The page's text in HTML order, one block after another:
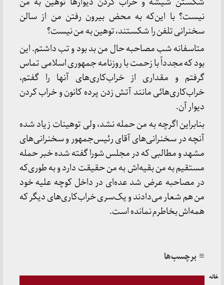
نیست؟ با این‌که به محض بیرون رفتن من از سالن
سخنرانی تلفن را شکستند، توهین به من نیست؟
متاسفانه شب مصاحبه حال من بد بود و تب داشتم. این
بود که مجدداً با زحمت با روزنامه جمهوری اسلامی تماس
گرفتم و مقداری از خراب‌کاری‌های آنها را گفتم،
خراب‌کاری‌هائی مانند آتش زدن پرده کانون و خراب کردن
دیوار آن.
بنابراین اگرچه به من حمله نشد، ولی توهینات زیاد شده
آنچه در سخنرانی‌های آقای رئیس‌جمهور و سخنرانی‌های
مشهد و مطالبی که در مجلس شورا گفته شده خبر حمله
مستقیم به من بقیه‌اش به من حقیقت دارد و به طوری‌که
در مصاحبه عرض شد عده‌‌ای در داخل کوچه علیه خود
من هم شعار می‌دادند و یک‌سری خراب‌کاری‌های دیگر که
همه‌اش بخاطرم نمانده است.
≡ برچسب‌ها
خانه